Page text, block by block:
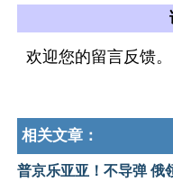
欢迎您的留言反馈。
相关文章：
普京乐亚亚！不导弹 俄